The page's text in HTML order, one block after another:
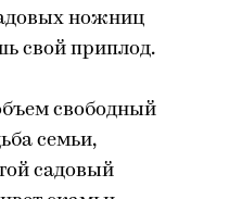
ножниц
свой приплод.
свободный
семьи,
садовый